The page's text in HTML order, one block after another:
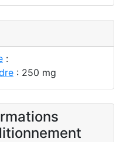
:
: 250 mg